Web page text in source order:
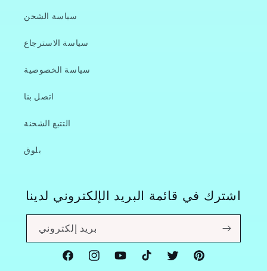
سياسة الشحن
سياسة الاسترجاع
سياسة الخصوصية
اتصل بنا
التتبع الشحنة
بلوق
اشترك في قائمة البريد الإلكتروني لدينا
بريد إلكتروني
FacebookInstagramYouTubeTikTok TwitterPinterest